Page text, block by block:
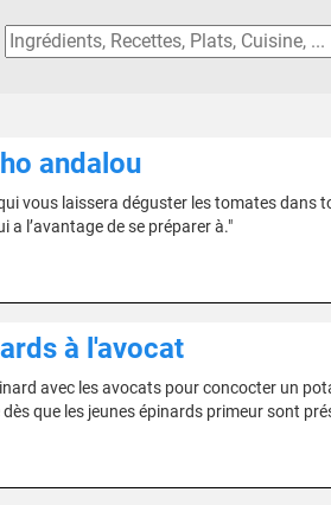
andalou
vous laissera déguster les tomates dans
a l’avantage de se préparer à."
à l'avocat
avec les avocats pour concocter un
que les jeunes épinards primeur sont